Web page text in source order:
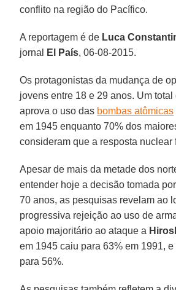
conflito na região do Pacífico.
A reportagem é de Luca
jornal
El País, 06-08-2015.
Os protagonistas da mudança de
jovens entre 18 e 29 anos. Um
aprova o uso das bombas atômicas
em 1945 enquanto 70% dos
consideram que a resposta nuclear
Apesar de mais da metade dos
entender hoje a decisão tomada
70 anos, as pesquisas revelam ao
progressiva rejeição ao uso de
apoio majoritário ao ataque a
em 1945 caiu para 63% em 1991,
para 56%.